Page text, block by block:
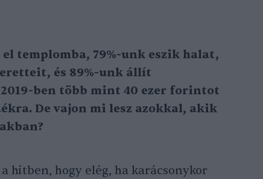
templomba, 79%-unk eszik halat,
és 89%-unk állít
ben több mint 40 ezer forintot
De vajon mi lesz azokkal, akik
hitben, hogy elég, ha karácsonykor